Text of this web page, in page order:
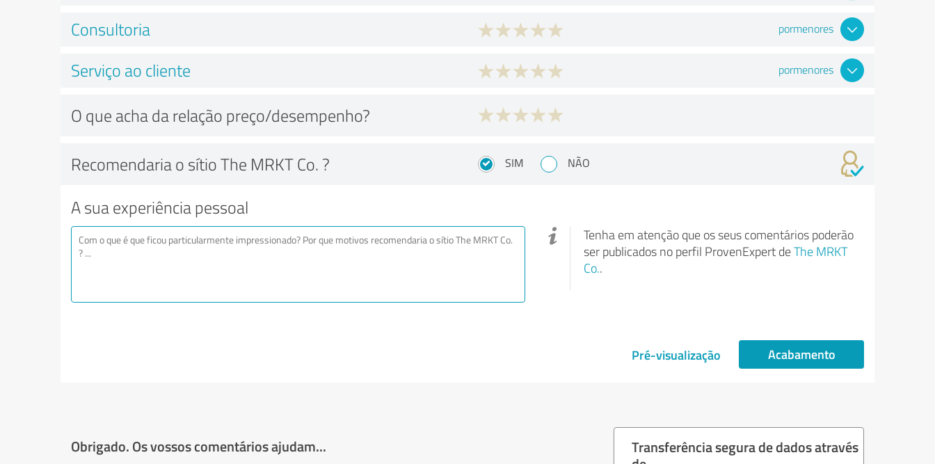
Consultoria pormenores
Serviço ao cliente pormenores
O que acha da relação preço/desempenho?
Recomendaria o sítio The MRKT Co. ? SIM NÃO
A sua experiência pessoal
Tenha em atenção que os seus comentários poderão
ser publicados no perfil ProvenExpert deThe MRKT
Co..
Pré-visualização Acabamento
Obrigado. Os vossos comentários ajudam...
Transferência segura de dados através